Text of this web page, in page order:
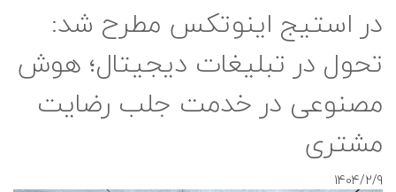
در استیج اینوتکس مطرح شد:
تحول در تبلیغات دیجیتال؛ هوش
مصنوعی در خدمت جلب رضایت
مشتری
1404/2/9